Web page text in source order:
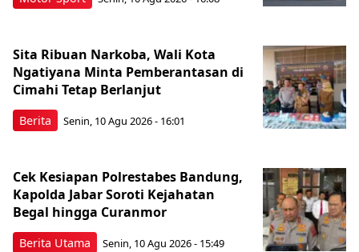
Berita
Sita Ribuan Narkoba, Wali Kota
Ngatiyana Minta Pemberantasan di
Cimahi Tetap Berlanjut
Senin, 10 Agu 2026 - 16:01
Berita Utama
Cek Kesiapan Polrestabes Bandung,
Kapolda Jabar Soroti Kejahatan
Begal hingga Curanmor
Senin, 10 Agu 2026 - 15:49